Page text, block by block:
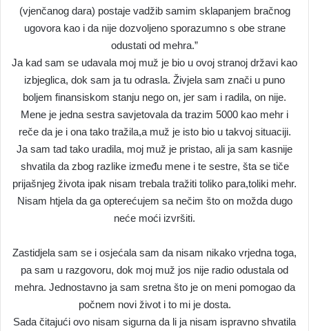
(vjenčanog dara) postaje vadžib samim sklapanjem bračnog
ugovora kao i da nije dozvoljeno sporazumno s obe strane
odustati od mehra.”
Ja kad sam se udavala moj muž je bio u ovoj stranoj državi kao
izbjeglica, dok sam ja tu odrasla. Živjela sam znači u puno
boljem finansiskom stanju nego on, jer sam i radila, on nije.
Mene je jedna sestra savjetovala da trazim 5000 kao mehr i
reče da je i ona tako tražila,a muž je isto bio u takvoj situaciji.
Ja sam tad tako uradila, moj muž je pristao, ali ja sam kasnije
shvatila da zbog razlike između mene i te sestre, šta se tiče
prijašnjeg života ipak nisam trebala tražiti toliko para,toliki mehr.
Nisam htjela da ga opterećujem sa nečim što on možda dugo
neće moći izvršiti.
Zastidjela sam se i osjećala sam da nisam nikako vrjedna toga,
pa sam u razgovoru, dok moj muž jos nije radio odustala od
mehra. Jednostavno ja sam sretna što je on meni pomogao da
počnem novi život i to mi je dosta.
Sada čitajući ovo nisam sigurna da li ja nisam ispravno shvatila